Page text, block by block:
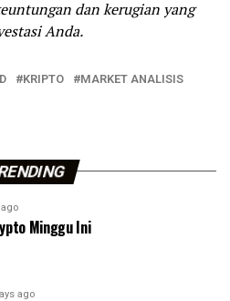
dan kerugian yang
Anda.
KRIPTO
MARKET ANALISIS
Minggu Ini
ago